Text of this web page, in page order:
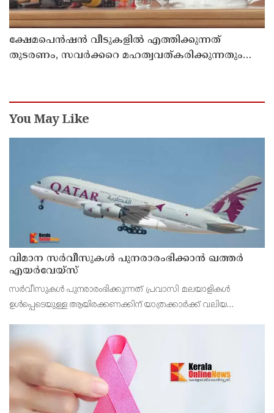
ക്ഷേമപെൻഷൻ വീടുകളിൽ എത്തിക്കുന്നത്
തുടരണം, സവർക്കറെ മഹത്വവത്കരിക്കുന്നതും
വിജയൻ
You May Like
വിമാന സര്‍വീസുകള്‍ പുനരാരംഭിക്കാന്‍ ഖത്തര്‍
എയര്‍വേയ്‌സ്
സര്‍വീസുകള്‍ പുനരാരംഭിക്കുന്നത് പ്രവാസി മലയാളികള്‍
ഉള്‍പ്പെടെയുള്ള ആയിരക്കണക്കിന് യാത്രക്കാര്‍ക്ക് വലിയ